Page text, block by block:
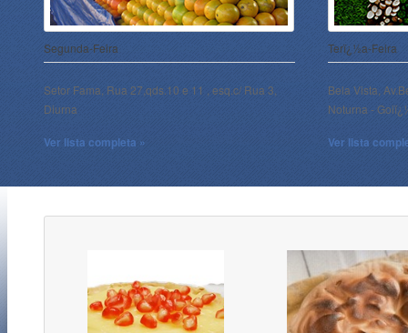
Segunda-Feira
Setor Fama, Rua 27,qds.10 e 11 , esq.c/ Rua 3,
Diurna
Ver lista completa »
Terï¿½a-Feira
Bela Vista,
Noturna -
Ver lista